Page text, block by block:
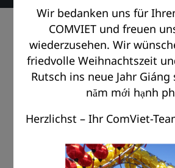
© Copyright Com Viet Berlin 2018 |
Wir bedanken uns für
COMVIET und freuen
wiederzusehen. Wir
friedvolle Weihnachtszeit
Rutsch ins neue Jahr Giáng
năm mới hạnh
Herzlichst – Ihr ComViet-